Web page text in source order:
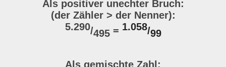
Als positiver unechter Bruch:
(der Zähler > der Nenner):
5.290/495 = 1.058/99
Als gemischte Zahl: